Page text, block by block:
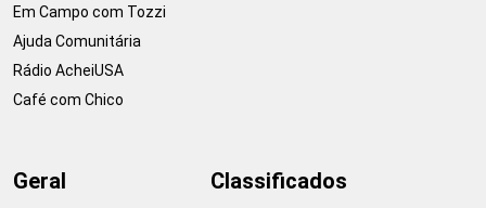
Em Campo com Tozzi
Ajuda Comunitária
Rádio AcheiUSA
Café com Chico
Geral Classificados